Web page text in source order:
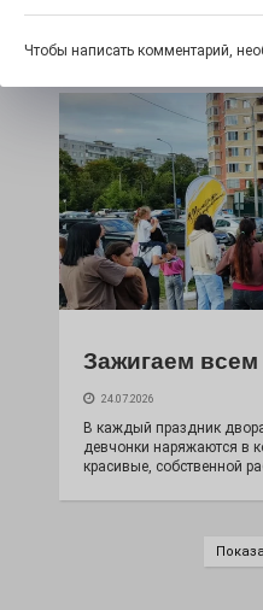
Вернее, теперь было!
Зажигаем
24.07.2026
В каждый праздник
девчонки наряжаются в
красивые, собственной
Чтобы написать комментарий,